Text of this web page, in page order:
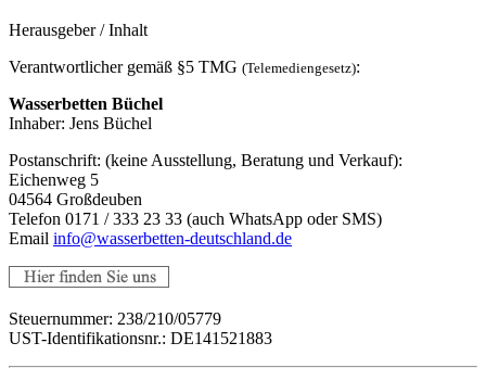
Herausgeber / Inhalt
Verantwortlicher gemäß §5 TMG (Telemediengesetz):
Wasserbetten Büchel
Inhaber: Jens Büchel
Postanschrift: (keine Ausstellung, Beratung und Verkauf):
Eichenweg 5
04564 Großdeuben
Telefon 0171 / 333 23 33 (auch WhatsApp oder SMS)
Email info@wasserbetten-deutschland.de
Steuernummer: 238/210/05779
UST-Identifikationsnr.: DE141521883